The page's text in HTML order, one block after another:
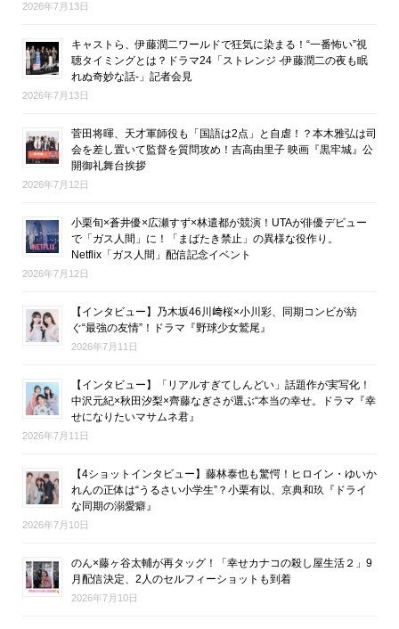
2026年7月13日
キャストら、伊藤潤二ワールドで狂気に染まる！“一番怖い”視
聴タイミングとは？ドラマ24「ストレンジ -伊藤潤二の夜も眠
れぬ奇妙な話-」記者会見
2026年7月13日
菅田将暉、天才軍師役も「国語は2点」と自虐！？本木雅弘は司
会を差し置いて監督を質問攻め！吉高由里子 映画『黒牢城』公
開御礼舞台挨拶
2026年7月12日
小栗旬×蒼井優×広瀬すず×林遣都が競演！UTAが俳優デビュー
で「ガス人間」に！「まばたき禁止」の異様な役作り。
Netflix「ガス人間」配信記念イベント
2026年7月12日
【インタビュー】乃木坂46川﨑桜×小川彩、同期コンビが紡
ぐ“最強の友情”！ドラマ『野球少女鷲尾』
2026年7月11日
【インタビュー】「リアルすぎてしんどい」話題作が実写化！
中沢元紀×秋田汐梨×齊藤なぎさが選ぶ“本当の幸せ。ドラマ『幸
せになりたいマサムネ君』
2026年7月11日
【4ショットインタビュー】藤林泰也も驚愕！ヒロイン・ゆいか
れんの正体は“うるさい小学生”？小栗有以、京典和玖『ドライ
な同期の溺愛癖』
2026年7月10日
のん×藤ヶ谷太輔が再タッグ！「幸せカナコの殺し屋生活２」9
月配信決定、2人のセルフィーショットも到着
2026年7月10日